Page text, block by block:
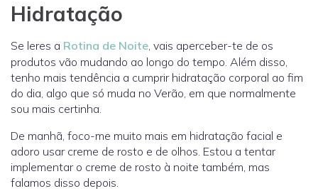
Hidratação
Se leres a Rotina de Noite, vais aperceber-te de os
produtos vão mudando ao longo do tempo. Além disso,
tenho mais tendência a cumprir hidratação corporal ao fim
do dia, algo que só muda no Verão, em que normalmente
sou mais certinha.
De manhã, foco-me muito mais em hidratação facial e
adoro usar creme de rosto e de olhos. Estou a tentar
implementar o creme de rosto à noite também, mas
falamos disso depois.